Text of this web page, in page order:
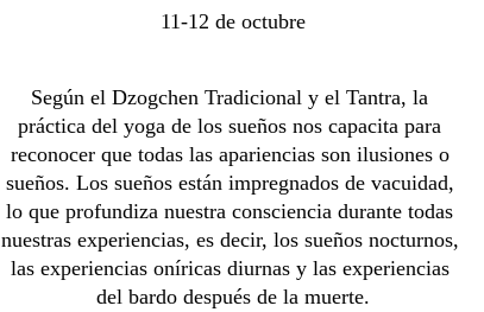
11-12 de octubre
Según el Dzogchen Tradicional y el Tantra, la
práctica del yoga de los sueños nos capacita para
reconocer que todas las apariencias son ilusiones o
sueños. Los sueños están impregnados de vacuidad,
lo que profundiza nuestra consciencia durante todas
nuestras experiencias, es decir, los sueños nocturnos,
las experiencias oníricas diurnas y las experiencias
del bardo después de la muerte.